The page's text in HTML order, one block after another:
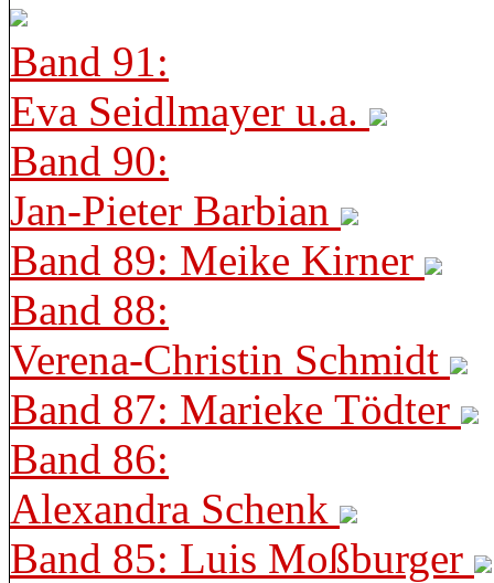
Band 91:
Eva Seidlmayer u.a.
Band 90:
Jan-Pieter Barbian
Band 89: Meike Kirner
Band 88:
Verena-Christin Schmidt
Band 87: Marieke Tödter
Band 86:
Alexandra Schenk
Band 85: Luis Moßburger